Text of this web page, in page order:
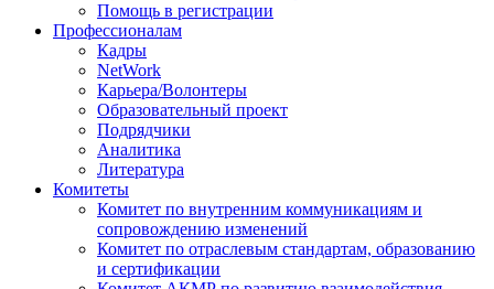
Помощь в регистрации
Профессионалам
Кадры
NetWork
Карьера/Волонтеры
Образовательный проект
Подрядчики
Аналитика
Литература
Комитеты
Комитет по внутренним коммуникациям и
сопровождению изменений
Комитет по отраслевым стандартам, образованию
и сертификации